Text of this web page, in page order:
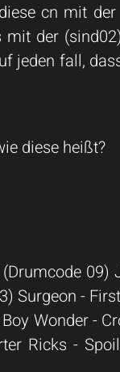
cn mit
der
jeden fall,
diese heißt?
Surgeon -
Wonder -
Ricks -